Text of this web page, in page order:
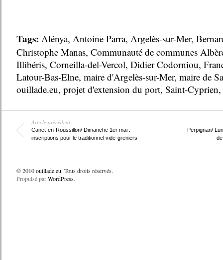
Tags: Alénya, Antoine Parra, Argelès-sur-Mer,
Christophe Manas, Communauté de communes
Illibéris, Corneilla-del-Vercol, Didier Codorniou,
Latour-Bas-Elne, maire d'Argelès-sur-Mer, maire de
ouillade.eu, projet d'extension du port, Saint-Cyprien,
Article précédent
Canet-en-Roussillon/ Dimanche 1er mai :
inscriptions pour le traditionnel vide-greniers
Perpignan/
© 2010ouillade.eu. Tous droits réservés.
Propulsé parWordPress.